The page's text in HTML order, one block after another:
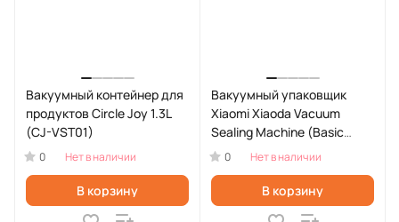
Вакуумный контейнер для
продуктов Circle Joy 1.3L
(CJ-VST01)
0 Нет в наличии
В корзину
Вакуумный упаковщик
Xiaomi Xiaoda Vacuum
Sealing Machine (Basic
Edition) (XD-ZKFKJ02)
0 Нет в наличии
В корзину